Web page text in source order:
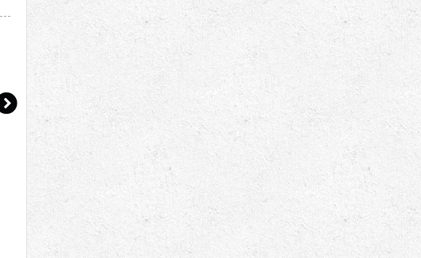
Избор на мъжки обувки – нужда
Как да променим нашия стил на
обличане и да бъдем красиви?
Пазаруване на дрехи